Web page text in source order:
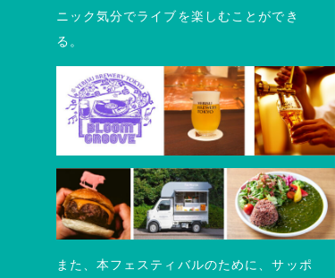
ニック気分でライブを楽しむことができ
る。
また、本フェスティバルのために、サッポ